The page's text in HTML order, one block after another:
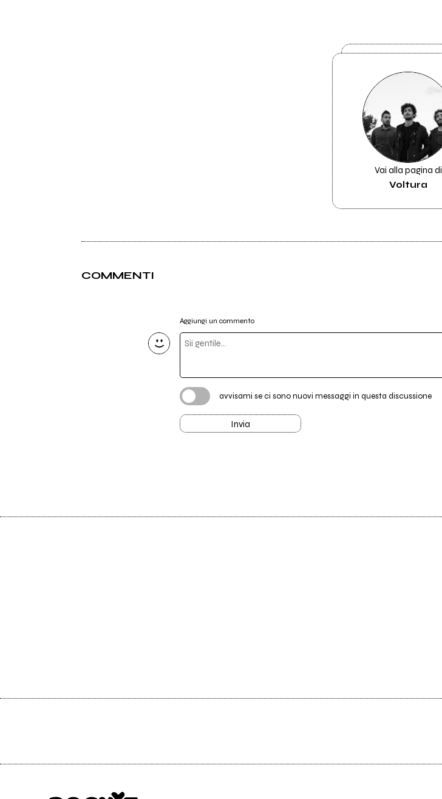
Vai alla pagina di
Voltura
COMMENTI
Aggiungi un commento
avvisami se ci sono nuovi messaggi in questa discussione
Invia